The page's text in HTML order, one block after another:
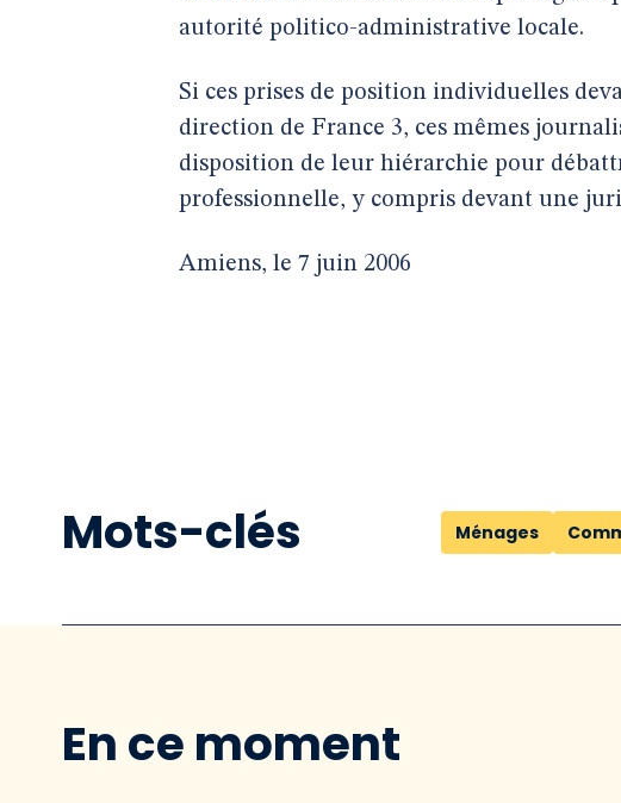
autorité politico-administrative locale.
Si ces prises de position individuelles
direction de France 3, ces mêmes
disposition de leur hiérarchie pour
professionnelle, y compris devant une
Amiens, le 7 juin 2006
Mots-clés Ménages
En ce moment